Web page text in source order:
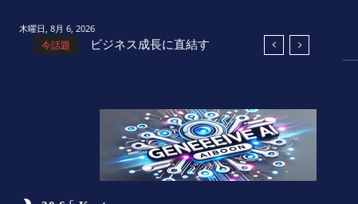
木曜日, 8月 6, 2026
今話題
ビジネス成長に直結す